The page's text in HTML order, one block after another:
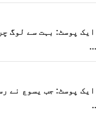
پر ایک پوسٹ: بہت سے
پر ایک پوسٹ: جب یسوع